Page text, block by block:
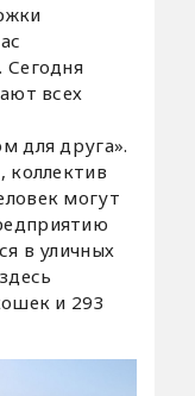
Сегодня
всех
для друга».
коллектив
могут
в уличных
и 293